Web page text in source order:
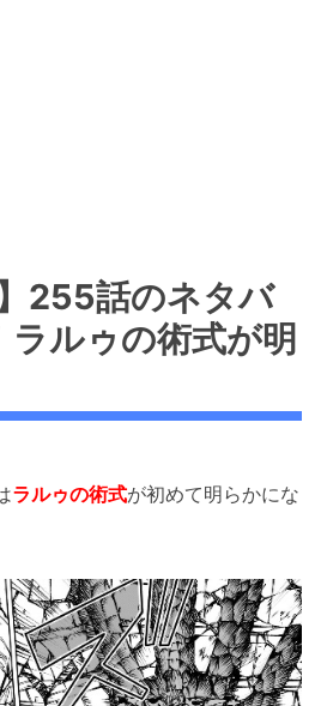
】255話のネタバ
ラルゥの術式が明
ラルゥの術式が初めて明らかにな